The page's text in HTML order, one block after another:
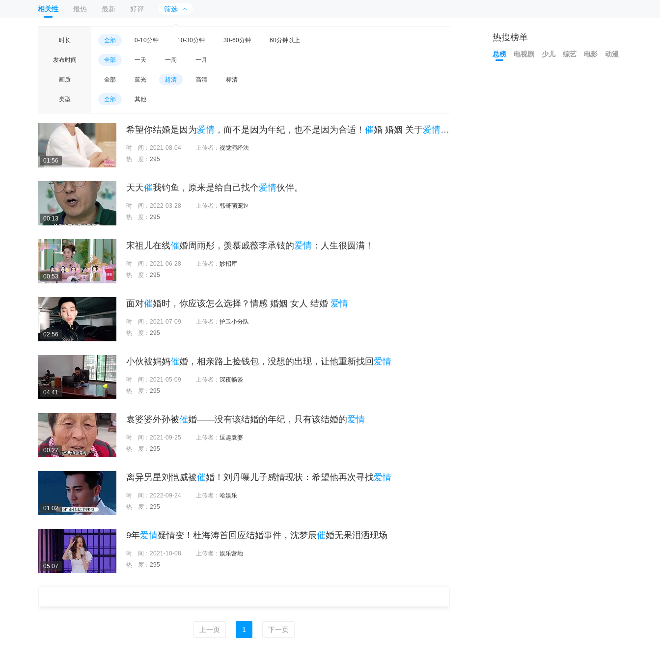
相关性 最热 最新 好评 筛选
时长 全部 0-10分钟 10-30分钟 30-60分钟 60分钟以上
发布时间 全部 一天 一周 一月
画质 全部 蓝光 超清 高清 标清
类型 全部 其他
01:56
希望你结婚是因为爱情 ，而不是因为年纪，也不是因为合适！ 催婚 婚姻 关于爱情父母
时 间： 2021-08-04 上传者： 视觉演绎法
热 度： 295
00:13
天天催我钓鱼，原来是给自己找个爱情伙伴。
时 间： 2022-03-28 上传者： 韩哥萌宠逗
热 度： 295
00:53
宋祖儿在线催婚周雨彤，羡慕戚薇李承铉的爱情 ：人生很圆满！
时 间： 2021-06-28 上传者： 妙招库
热 度： 295
02:56
面对催婚时，你应该怎么选择？情感 婚姻 女人 结婚 爱情
时 间： 2021-07-09 上传者： 护卫小分队
热 度： 295
04:41
小伙被妈妈催婚，相亲路上捡钱包，没想的出现，让他重新找回爱情
时 间： 2021-05-09 上传者： 深夜畅谈
热 度： 295
00:27
袁婆婆外孙被催婚——没有该结婚的年纪，只有该结婚的爱情
时 间： 2021-09-25 上传者： 逗趣袁婆
热 度： 295
01:02
离异男星刘恺威被催婚！刘丹曝儿子感情现状：希望他再次寻找爱情
时 间： 2022-09-24 上传者： 哈娱乐
热 度： 295
05:07
9年爱情疑情变！杜海涛首回应结婚事件，沈梦辰催婚无果泪洒现场
时 间： 2021-10-08 上传者： 娱乐营地
热 度： 295
上一页 1 下一页
热搜榜单
总榜 电视剧 少儿 综艺 电影 动漫